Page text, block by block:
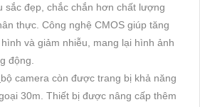
sắc đẹp, chắc chắn hơn chất lượng
thực. Công nghệ CMOS giúp tăng
và giảm nhiễu, mang lại hình ảnh
động.
bộ camera còn được trang bị khả năng
30m. Thiết bị được nâng cấp thêm